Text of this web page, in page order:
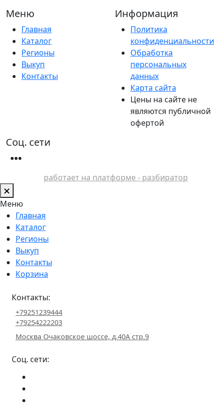
Меню
Главная
Каталог
Регионы
Выкуп
Контакты
Информация
Политика
конфиденциальности
Обработка
персональных
данных
Карта сайта
Цены на сайте не
являются публичной
офертой
Соц. сети
работает на платформе - разбиратор
Меню
Главная
Каталог
Регионы
Выкуп
Контакты
Корзина
Контакты:
+79251239444
+79254222203
Москва Очаковское шоссе, д.40А стр.9
Соц. сети: